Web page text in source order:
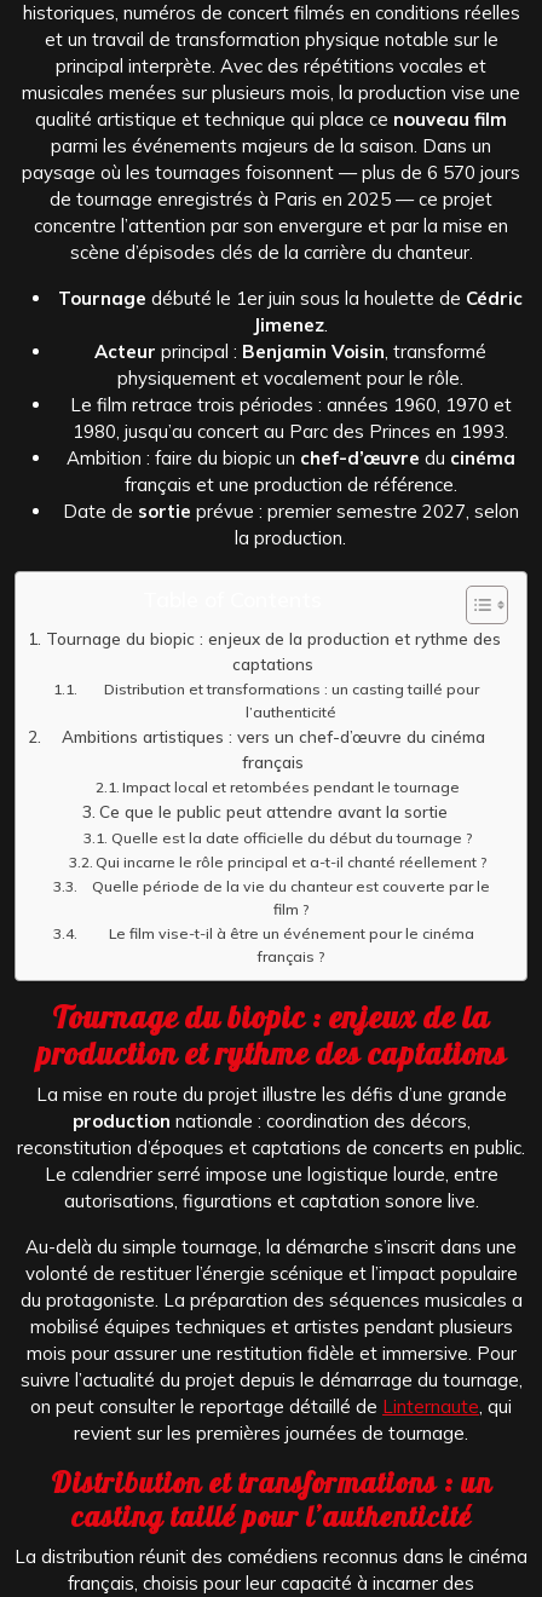
historiques, numéros de concert filmés en conditions réelles
et un travail de transformation physique notable sur le
principal interprète. Avec des répétitions vocales et
musicales menées sur plusieurs mois, la production vise une
qualité artistique et technique qui place ce nouveau film
parmi les événements majeurs de la saison. Dans un
paysage où les tournages foisonnent — plus de 6 570 jours
de tournage enregistrés à Paris en 2025 — ce projet
concentre l’attention par son envergure et par la mise en
scène d’épisodes clés de la carrière du chanteur.
Tournage débuté le 1er juin sous la houlette de Cédric
Jimenez.
Acteur principal : Benjamin Voisin, transformé
physiquement et vocalement pour le rôle.
Le film retrace trois périodes : années 1960, 1970 et
1980, jusqu’au concert au Parc des Princes en 1993.
Ambition : faire du biopic un chef-d’œuvre du cinéma
français et une production de référence.
Date de sortie prévue : premier semestre 2027, selon
la production.
Tournage du biopic : enjeux de la production et rythme des
captations
Distribution et transformations : un casting taillé pour
l’authenticité
Ambitions artistiques : vers un chef-d’œuvre du cinéma
français
Impact local et retombées pendant le tournage
Ce que le public peut attendre avant la sortie
Quelle est la date officielle du début du tournage ?
Qui incarne le rôle principal et a-t-il chanté réellement ?
Quelle période de la vie du chanteur est couverte par le
film ?
Le film vise-t-il à être un événement pour le cinéma
français ?
Tournage du biopic : enjeux de la
production et rythme des captations
La mise en route du projet illustre les défis d’une grande
production nationale : coordination des décors,
reconstitution d’époques et captations de concerts en public.
Le calendrier serré impose une logistique lourde, entre
autorisations, figurations et captation sonore live.
Au-delà du simple tournage, la démarche s’inscrit dans une
volonté de restituer l’énergie scénique et l’impact populaire
du protagoniste. La préparation des séquences musicales a
mobilisé équipes techniques et artistes pendant plusieurs
mois pour assurer une restitution fidèle et immersive. Pour
suivre l’actualité du projet depuis le démarrage du tournage,
on peut consulter le reportage détaillé de Linternaute, qui
revient sur les premières journées de tournage.
Distribution et transformations : un
casting taillé pour l’authenticité
La distribution réunit des comédiens reconnus dans le cinéma
français, choisis pour leur capacité à incarner des